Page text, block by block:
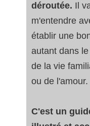
déroutée. Il
m'entendre
établir une
autant dans
de la vie
ou de l'amour.
C'est un